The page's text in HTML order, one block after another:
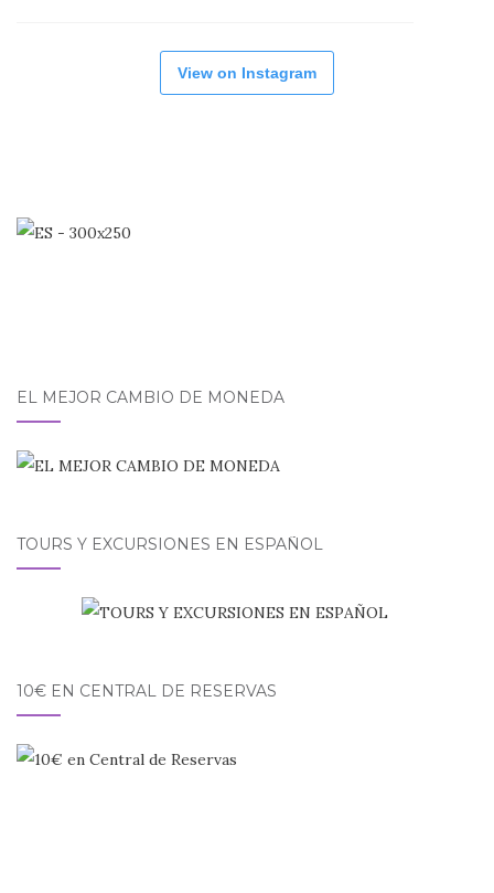
View on Instagram
EL MEJOR CAMBIO DE MONEDA
TOURS Y EXCURSIONES EN ESPAÑOL
10€ EN CENTRAL DE RESERVAS